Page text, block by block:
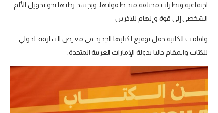
اجتماعية ونظرات مختلفة منذ طفولتها، ويجسد رحلتها نحو تحويل الألم
الشخصي إلى قوة وإلهام للآخرين
واقامت الكاتبة حفل توقيع لكتابها الجديد فى معرض الشارقة الدولي
للكتاب والمقام حاليا بدولة الإمارات العربية المتحدة.